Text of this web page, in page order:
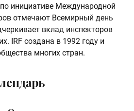
инициативе Международной
отмечают Всемирный день
вклад инспекторов
IRF создана в 1992 году и
многих стран.